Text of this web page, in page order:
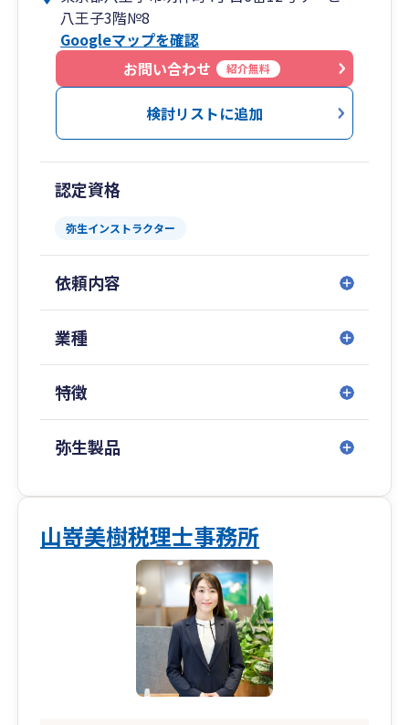
✅ 利益が出ているのに、お金が残らないのはな
ぜ?
✅ 経営課題を解決していきたい
✅ 事業の土台をしっかり固めていきたい
事業規模の拡大を目指すかどうかに関わらず、事
業を大切にされている方を、私は全力でサポート
◆2025年11月に事務所を移転しました！
このたび、レンタルオフィスから独立した専用
事務所へと移転いたしました。
来客スペースもしっかりとご用意いたしました
ので、ゆっくりとくつろぎながらご相談いただけ
る環境を整えております。相続税のご相談や、
日々の会計・税務のお悩みなど、どのようなこと
でもお気軽にお話しください。
もちろん、オンラインでのサービス提供も変わ
らず継続いたしますので、遠方のお客様にも今ま
で通りサポートさせていただきます。
◆簿記の資格や経理の経験がなくても入力が簡単
に！
その会社に合った“会計マニュアル”を、弥生会
計インストラクターである税理士が作成いたしま
⇒「経理が楽になった！」「無駄な作業が減っ
た！！」と大好評です。
八王子3階№8
Googleマップを確認
お問い合わせ
紹介無料
検討リストに追加
認定資格
弥生インストラクター
依頼内容
業種
特徴
弥生製品
山嵜美樹税理士事務所